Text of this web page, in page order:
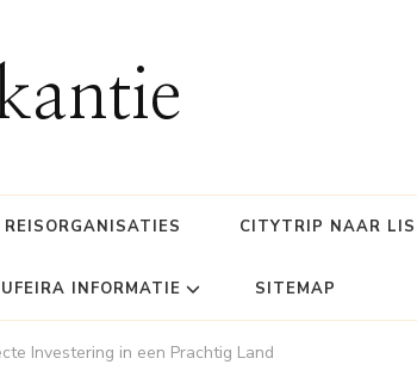
REISORGANISATIES CITYTRIP NAAR
INFORMATIE SITEMAP
Investering in een Prachtig Land